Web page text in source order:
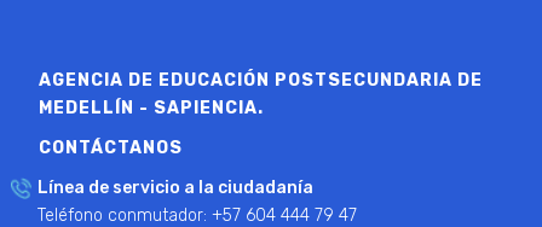
AGENCIA DE EDUCACIÓN POSTSECUNDARIA DE
MEDELLÍN - SAPIENCIA.
CONTÁCTANOS
Línea de servicio a la ciudadanía
Teléfono conmutador: +57 604 444 79 47